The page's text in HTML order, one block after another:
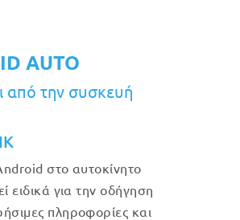
AUTO
από την συσκευή
στο αυτοκίνητο
ειδικά για την οδήγηση
πληροφορίες και